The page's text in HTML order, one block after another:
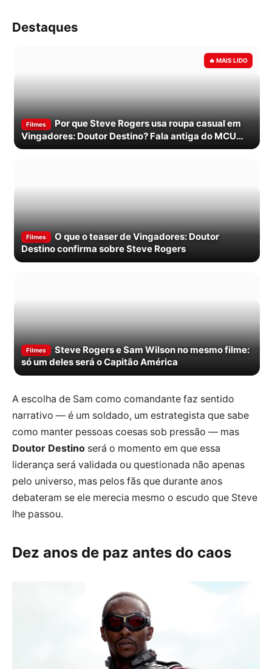
Destaques
Filmes
Por que Steve Rogers usa roupa casual em
Vingadores: Doutor Destino? Fala antiga do MCU
explica
Filmes
O que o teaser de Vingadores: Doutor
Destino confirma sobre Steve Rogers
Filmes
Steve Rogers e Sam Wilson no mesmo filme:
só um deles será o Capitão América
A escolha de Sam como comandante faz sentido
narrativo — é um soldado, um estrategista que sabe
como manter pessoas coesas sob pressão — mas
Doutor Destino será o momento em que essa
liderança será validada ou questionada não apenas
pelo universo, mas pelos fãs que durante anos
debateram se ele merecia mesmo o escudo que Steve
lhe passou.
Dez anos de paz antes do caos